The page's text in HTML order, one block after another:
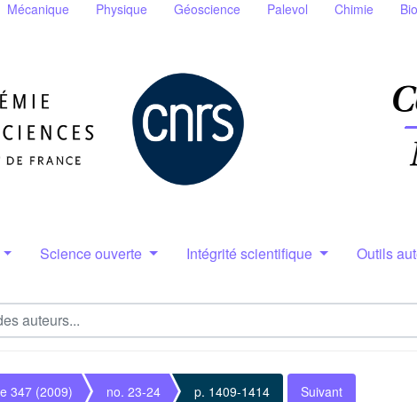
Mécanique Physique Géoscience Palevol Chimie
Science ouverte Intégrité scientifique Outils
347 (2009) no. 23-24 p. 1409-1414 Suivant